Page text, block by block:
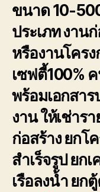
ขนาด 10-
ประเภท งาน
หรืองานโคร
เซฟตี้100%
พร้อมเอกสา
งาน ให้เช่าร
ก่อสร้าง ยกโ
สำเร็จรูป ยก
เรือลงน้ำ ยก